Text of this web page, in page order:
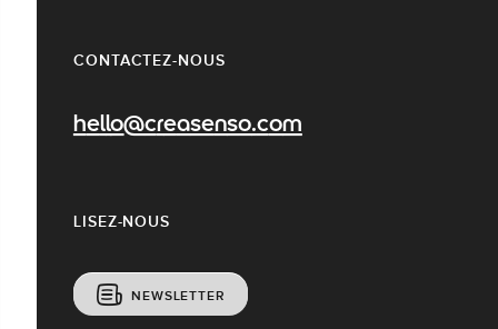
CONTACTEZ-NOUS
hello@creasenso.com
LISEZ-NOUS
NEWSLETTER